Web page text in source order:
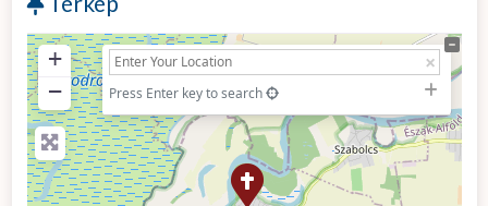
+
−
Press Enter key to search